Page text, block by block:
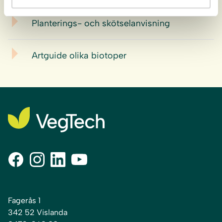
Planterings- och skötselanvisning
Artguide olika biotoper
Fagerås 1
342 52 Vislanda